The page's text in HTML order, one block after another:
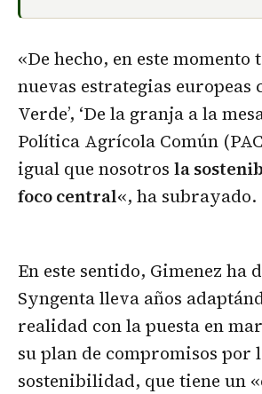
«De hecho, en este momento
nuevas estrategias europeas
Verde’, ‘De la granja a la
Política Agrícola Común
igual que nosotros la
foco central«, ha subrayado.
En este sentido, Gimenez ha
Syngenta lleva años
realidad con la puesta en
su plan de compromisos por
sostenibilidad, que tiene un